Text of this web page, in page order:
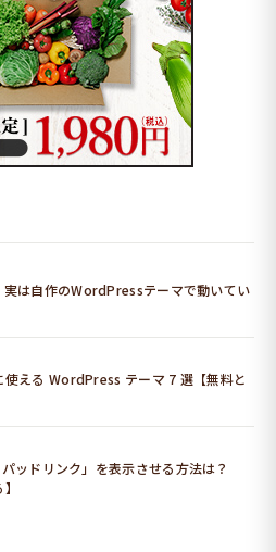
実は自作のWordPressテーマで動いてい
使える WordPress テーマ 7 選【無料と
ッドリンク」を表示させる方法は？